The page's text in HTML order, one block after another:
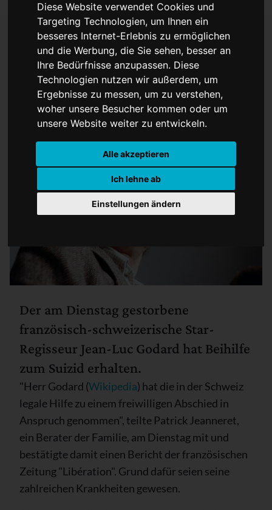
Diese Website verwendet Cookies und
Targeting Technologien, um Ihnen ein
besseres Internet-Erlebnis zu ermöglichen
und die Werbung, die Sie sehen, besser an
Ihre Bedürfnisse anzupassen. Diese
Technologien nutzen wir außerdem, um
Ergebnisse zu messen, um zu verstehen,
woher unsere Besucher kommen oder um
unsere Website weiter zu entwickeln.
Alle akzeptieren
Ich lehne ab
Einstellungen ändern
Godard nahm Beihilfe
zum Suizid in Anspruch
Der am Dienstag gestorbene
französisch-schweizerische Star-
Regisseur Jean-Luc Godard hat Beihilfe
zum Suizid erhalten.
"Herr Godard (Wikipedia) hat die in der Schweiz
legale Hilfe zu einem freiwilligen Abschied in
Anspruch genommen", teilte Patrick Jeanneret,
ein Berater der Familie, am Dienstag mit und
bestätigte damit einen Bericht der französischen
Zeitung "Libération". Grund dafür seien seine
zahlreichen Krankheiten gewesen.